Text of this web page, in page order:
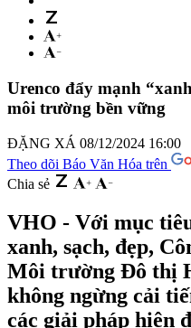
Urenco đẩy mạnh
môi trường bền vững
ĐẶNG XÁ 08/12/2024 16:00
Theo dõi Báo Văn Hóa trên
Chia sẻ
VHO - Với mục
xanh, sạch, đẹp,
Môi trường Đô thị
không ngừng cải
các giải pháp hiện